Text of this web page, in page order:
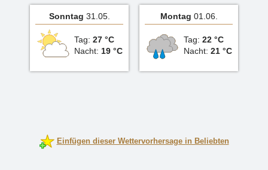
Sonntag 31.05.
Tag: 27 °C
Nacht: 19 °C
Montag 01.06.
Tag: 22 °C
Nacht: 21 °C
Einfügen dieser Wettervorhersage in Beliebten